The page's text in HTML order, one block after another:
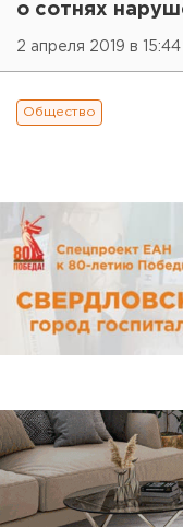
о сотнях
2 апреля 2019 в 15:44
Общество